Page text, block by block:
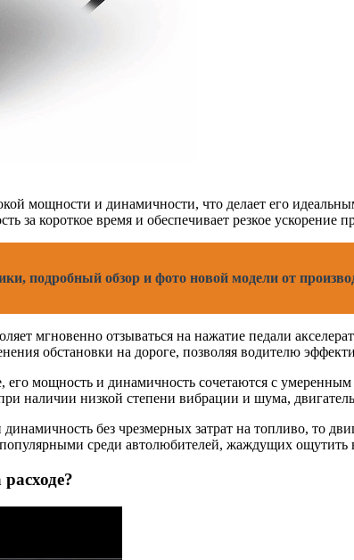
мощности и динамичности, что делает его
за короткое время и обеспечивает резкое ускорение
подробный обзор и фото новой модели от
мгновенно отзываться на нажатие педали
обстановки на дороге, позволяя водителю
мощность и динамичность сочетаются с умеренным
наличии низкой степени вибрации и шума,
без чрезмерных затрат на топливо, то
среди автолюбителей, жаждущих